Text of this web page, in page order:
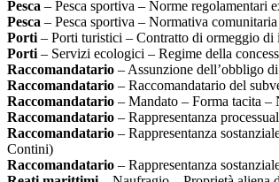
Pesca – Pesca sportiva – Norme regolamentari
Pesca – Pesca sportiva – Normativa
Porti – Porti turistici – Contratto di ormeggio
Porti – Servizi ecologici – Regime della
Raccomandatario – Assunzione dell’obbligo
Raccomandatario – Raccomandatario del
Raccomandatario – Mandato – Forma tacita –
Raccomandatario – Rappresentanza
Raccomandatario – Rappresentanza
Contini)
Raccomandatario – Rappresentanza